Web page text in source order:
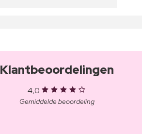
Klantbeoordelingen
4,0
Gemiddelde beoordeling